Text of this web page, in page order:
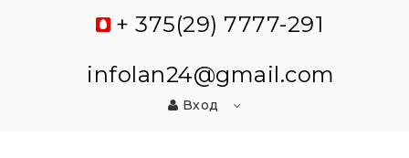
+ 375(29) 7777-291
infolan24@gmail.com
Вход